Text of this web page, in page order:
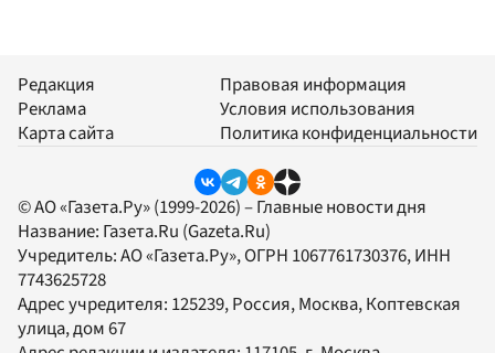
Редакция
Реклама
Карта сайта
Правовая информация
Условия использования
Политика конфиденциальности
© АО «Газета.Ру» (1999-2026) – Главные новости дня
Название: Газета.Ru (Gazeta.Ru)
Учредитель:АО «Газета.Ру», ОГРН 1067761730376, ИНН
7743625728
Адрес учредителя: 125239, Россия, Москва, Коптевская
улица, дом 67